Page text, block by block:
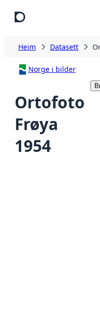
Heim Datasett
Norge i bilder
Ortofoto
Frøya
1954